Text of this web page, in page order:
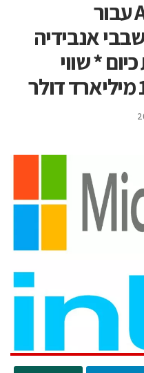
הסכם לייצור שבבי AI עבור
אנבידיה
* שווי